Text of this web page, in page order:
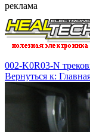
реклама
002-K0R03-N
Вернуться к: